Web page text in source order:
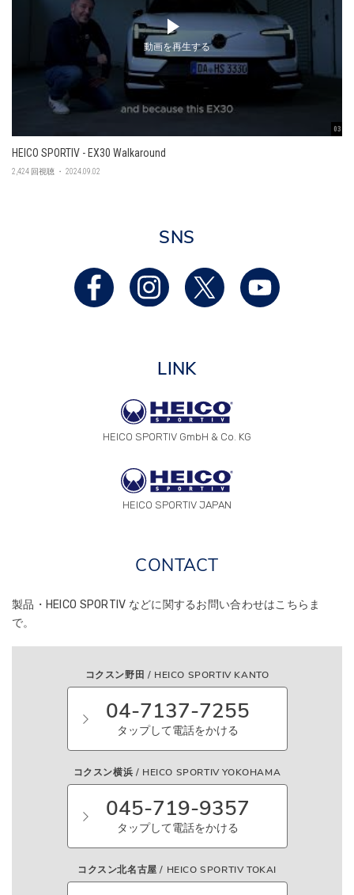
03:45
動画を再生する
HEICO SPORTIV - EX30 Walkaround
2,424 回視聴 ・ 2024.09.02
SNS
LINK
HEICO SPORTIV GmbH & Co. KG
HEICO SPORTIV JAPAN
CONTACT
製品・HEICO SPORTIV などに関するお問い合わせはこちらま
で。
コクスン野田 / HEICO SPORTIV KANTO
04-7137-7255
タップして電話をかける
コクスン横浜 / HEICO SPORTIV YOKOHAMA
045-719-9357
タップして電話をかける
コクスン北名古屋 / HEICO SPORTIV TOKAI